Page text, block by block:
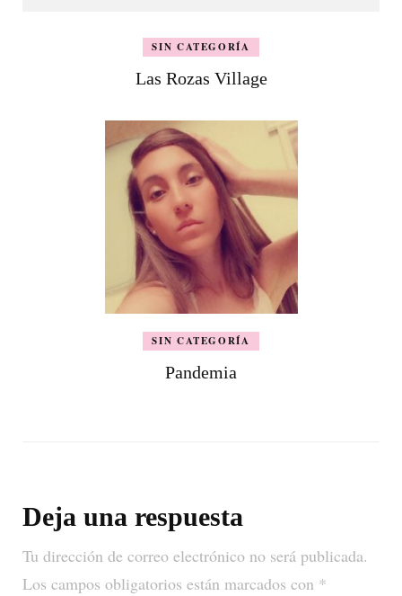
SIN CATEGORÍA
Las Rozas Village
SIN CATEGORÍA
Pandemia
Deja una respuesta
Tu dirección de correo electrónico no será publicada.
Los campos obligatorios están marcados con *